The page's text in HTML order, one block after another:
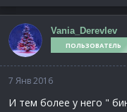
Vania_Derevlev
ПОЛЬЗОВАТЕЛЬ
7 Янв 2016
И тем более у него "